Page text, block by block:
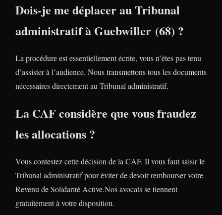
Dois-je me déplacer au Tribunal
administratif à Guebwiller (68) ?
La procédure est essentiellement écrite, vous n’êtes pas tenu
d’assister à l’audience. Nous transmettons tous les documents
nécessaires directement au Tribunal administratif.
La CAF considère que vous fraudez
les allocations ?
Vous contestez cette décision de la CAF. Il vous faut saisir le
Tribunal administratif pour éviter de devoir rembourser votre
Revenu de Solidarité Active.Nos avocats se tiennent
gratuitement à votre disposition.